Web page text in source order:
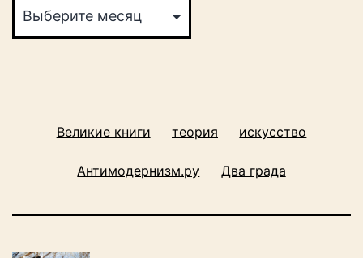
Великие книги теория искусство
Антимодернизм.ру Два града